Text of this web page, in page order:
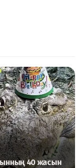
40 жасын